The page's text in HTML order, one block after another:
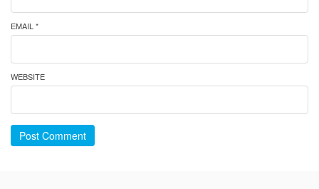
EMAIL *
WEBSITE
Post Comment